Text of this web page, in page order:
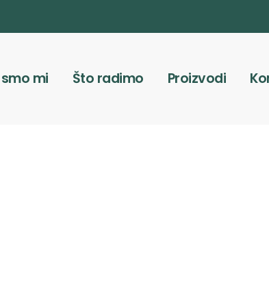
mi Što radimo Proizvodi